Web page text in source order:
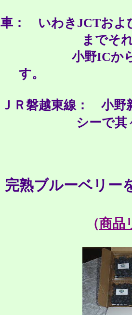
車： いわきJCTおよ
までそ
小野ICか
ＪＲ磐越東線： 小野
シーで其
完熟ブルーベリー
（商品